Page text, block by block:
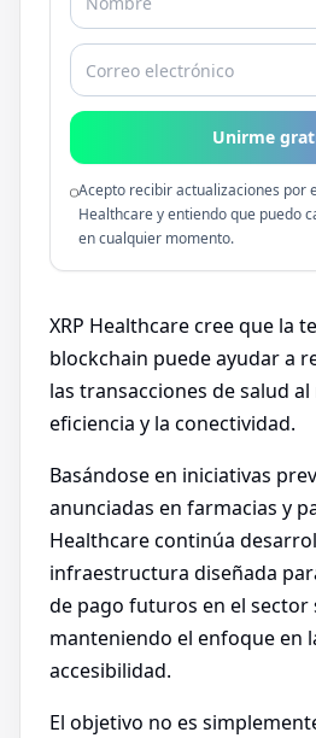
Unirme
Acepto recibir actualizaciones por
Healthcare y entiendo que puedo
en cualquier momento.
XRP Healthcare cree que la
blockchain puede ayudar a
las transacciones de salud
eficiencia y la conectividad.
Basándose en iniciativas
anunciadas en farmacias y
Healthcare continúa
infraestructura diseñada
de pago futuros en el sector
manteniendo el enfoque en
accesibilidad.
El objetivo no es